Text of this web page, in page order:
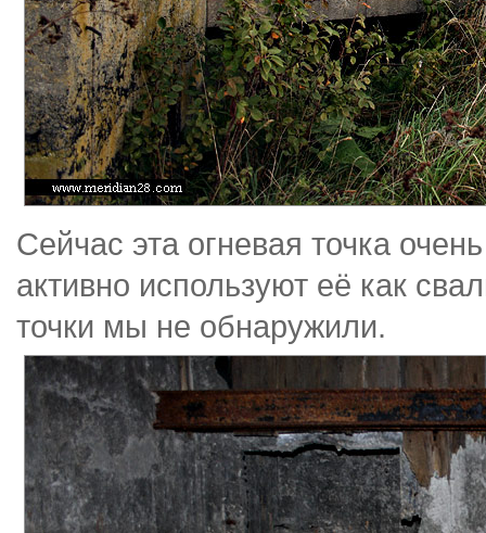
Сейчас эта огневая точка
активно используют её как
точки мы не обнаружили.